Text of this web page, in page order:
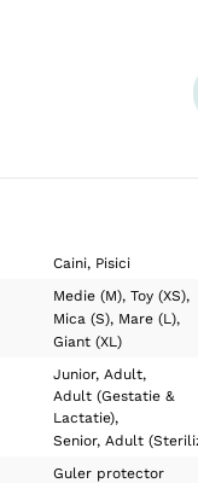
Caini Pisici
Medie (M) Toy (XS)
Mica (S) Mare (L)
Giant (XL)
Junior Adult
Adult (Gestatie &
Lactatie)
Senior Adult
Guler protector